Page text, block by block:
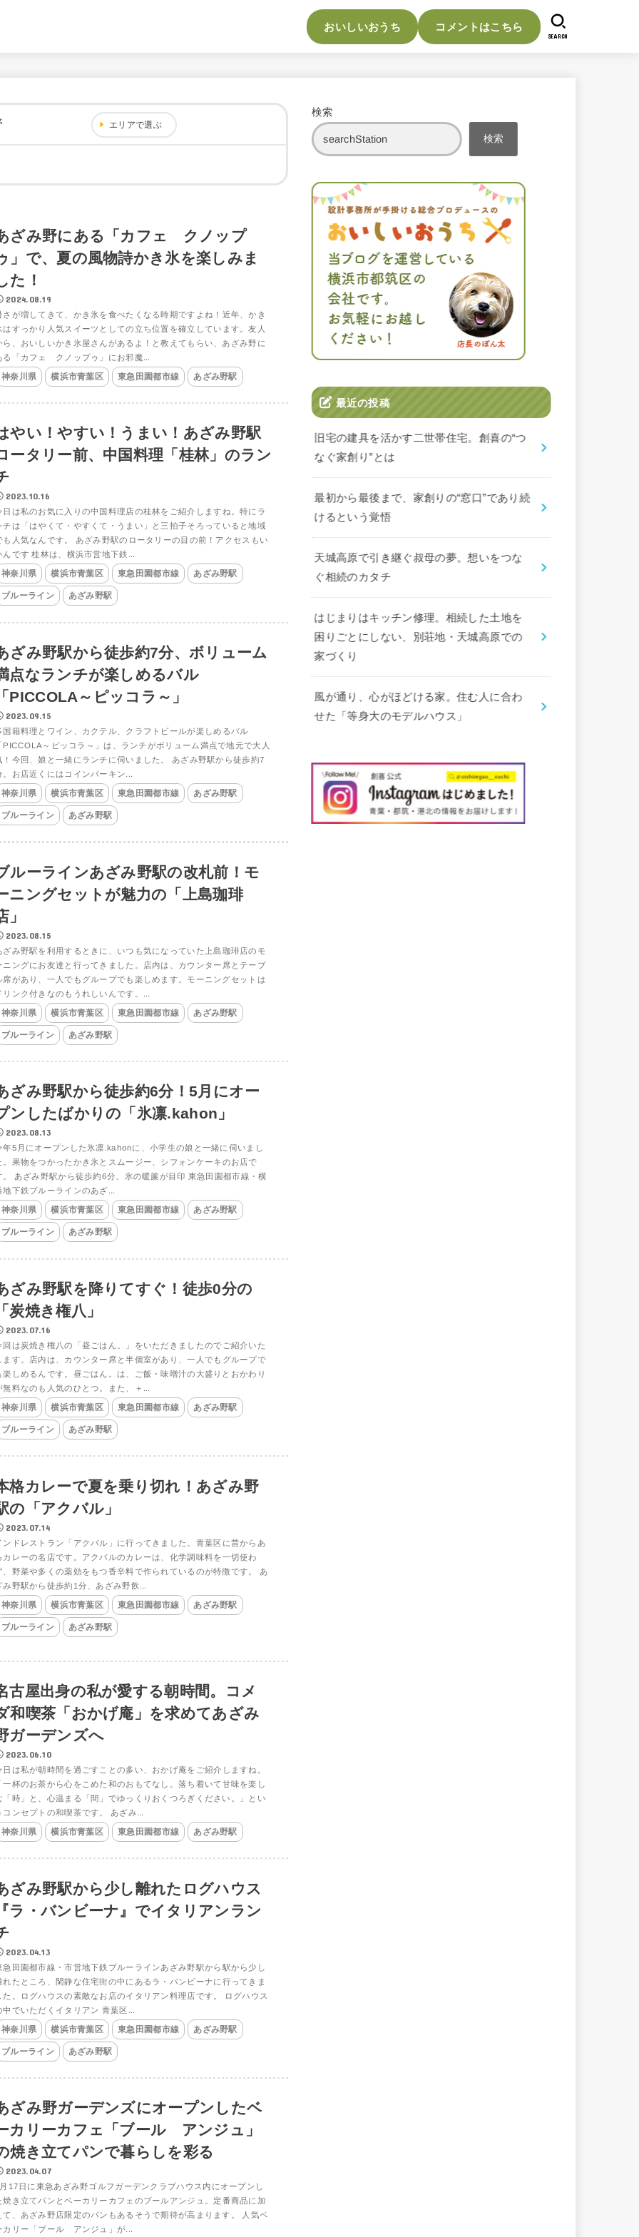
おいしいおうち コメントはこちら
SEARCH
エリアで選ぶ
ざみ野にある「カフェ クノップ
」で、夏の風物詩かき氷を楽しみま
た！
2024.08.19
さが増してきて、かき氷を食べたくなる時期ですよね！近年、かき
はすっかり人気スイーツとしての立ち位置を確立しています。友人
ら、おいしいかき氷屋さんがあるよ！と教えてもらい、あざみ野に
る「カフェ クノップゥ」にお邪魔...
神奈川県 横浜市青葉区 東急田園都市線 あざみ野駅
やい！やすい！うまい！あざみ野駅
ータリー前、中国料理「桂林」のラン
2023.10.16
日は私のお気に入りの中国料理店の桂林をご紹介しますね。特にラ
チは「はやくて・やすくて・うまい」と三拍子そろっていると地域
も人気なんです。 あざみ野駅のロータリーの目の前！アクセスもい
んです 桂林は、横浜市営地下鉄...
神奈川県 横浜市青葉区 東急田園都市線 あざみ野駅
ブルーライン あざみ野駅
ざみ野駅から徒歩約7分、ボリューム
点なランチが楽しめるバル
PICCOLA～ピッコラ～」
2023.09.15
国籍料理とワイン、カクテル、クラフトビールが楽しめるバル
PICCOLA～ピッコラ～」は、ランチがボリューム満点で地元で大人
！今回、娘と一緒にランチに伺いました。 あざみ野駅から徒歩約7
。お店近くにはコインパーキン...
神奈川県 横浜市青葉区 東急田園都市線 あざみ野駅
ブルーライン あざみ野駅
ルーラインあざみ野駅の改札前！モ
ニングセットが魅力の「上島珈琲
」
2023.08.15
ざみ野駅を利用するときに、いつも気になっていた上島珈琲店のモ
ニングにお友達と行ってきました。店内は、カウンター席とテーブ
席があり、一人でもグループでも楽しめます。モーニングセットは
リンク付きなのもうれしいんです。...
神奈川県 横浜市青葉区 東急田園都市線 あざみ野駅
ブルーライン あざみ野駅
ざみ野駅から徒歩約6分！5月にオー
ンしたばかりの「氷凛.kahon」
2023.08.13
年5月にオープンした氷凛.kahonに、小学生の娘と一緒に伺いまし
。果物をつかったかき氷とスムージー、シフォンケーキのお店で
。 あざみ野駅から徒歩約6分、氷の暖簾が目印 東急田園都市線・横
地下鉄ブルーラインのあざ...
神奈川県 横浜市青葉区 東急田園都市線 あざみ野駅
ブルーライン あざみ野駅
ざみ野駅を降りてすぐ！徒歩0分の
炭焼き権八」
2023.07.16
回は炭焼き権八の「昼ごはん。」をいただきましたのでご紹介いた
ます。店内は、カウンター席と半個室があり、一人でもグループで
楽しめるんです。昼ごはん。は、ご飯・味噌汁の大盛りとおかわり
無料なのも人気のひとつ。また、＋...
神奈川県 横浜市青葉区 東急田園都市線 あざみ野駅
ブルーライン あざみ野駅
格カレーで夏を乗り切れ！あざみ野
の「アクバル」
2023.07.14
ンドレストラン「アクバル」に行ってきました。青葉区に昔からあ
カレーの名店です。アクバルのカレーは、化学調味料を一切使わ
、野菜や多くの薬効をもつ香辛料で作られているのが特徴です。 あ
み野駅から徒歩約1分、あざみ野飲...
神奈川県 横浜市青葉区 東急田園都市線 あざみ野駅
ブルーライン あざみ野駅
古屋出身の私が愛する朝時間。コメ
和喫茶「おかげ庵」を求めてあざみ
ガーデンズへ
2023.06.10
日は私が朝時間を過ごすことの多い、おかげ庵をご紹介しますね。
一杯のお茶から心をこめた和のおもてなし。落ち着いて甘味を楽し
「時」と、心温まる「間」でゆっくりおくつろぎください。」とい
コンセプトの和喫茶です。 あざみ...
神奈川県 横浜市青葉区 東急田園都市線 あざみ野駅
ざみ野駅から少し離れたログハウス
ラ・バンビーナ』でイタリアンラン
2023.04.13
急田園都市線・市営地下鉄ブルーラインあざみ野駅から駅から少し
れたところ、閑静な住宅街の中にあるラ・バンビーナに行ってきま
た。ログハウスの素敵なお店のイタリアン料理店です。 ログハウス
中でいただくイタリアン 青葉区...
神奈川県 横浜市青葉区 東急田園都市線 あざみ野駅
ブルーライン あざみ野駅
ざみ野ガーデンズにオープンしたベ
カリーカフェ「ブール アンジュ」
焼き立てパンで暮らしを彩る
2023.04.07
17日に東急あざみ野ゴルフガーデンクラブハウス内にオープンし
焼き立てパンとベーカリーカフェのブールアンジュ。定番商品に加
て、あざみ野店限定のパンもあるそうで期待が高まります。 人気ベ
カリー「ブール アンジュ」が...
検索
検索
最近の投稿
旧宅の建具を活かす二世帯住宅。創喜の“つ
なぐ家創り”とは
最初から最後まで、家創りの“窓口”であり続
けるという覚悟
天城高原で引き継ぐ叔母の夢。想いをつな
ぐ相続のカタチ
はじまりはキッチン修理。相続した土地を
困りごとにしない、別荘地・天城高原での
家づくり
風が通り、心がほどける家。住む人に合わ
せた「等身大のモデルハウス」